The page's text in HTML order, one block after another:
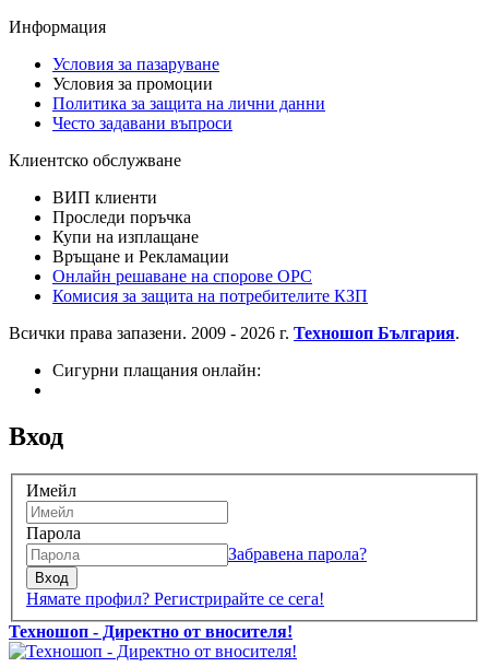
Информация
Условия за пазаруване
Условия за промоции
Политика за защита на лични данни
Често задавани въпроси
Клиентско обслужване
ВИП клиенти
Проследи поръчка
Купи на изплащане
Връщане и Рекламации
Онлайн решаване на спорове OPC
Комисия за защита на потребителите КЗП
Всички права запазени. 2009 - 2026 г. Техношоп България.
Сигурни плащания онлайн:
Вход
Имейл
Парола
Забравена парола?
Вход
Нямате профил? Регистрирайте се сега!
Техношоп - Директно от вносителя!